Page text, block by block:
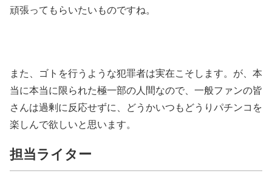
頑張ってもらいたいものですね。
また、ゴトを行うような犯罪者は実在こそします。が、本
当に本当に限られた極一部の人間なので、一般ファンの皆
さんは過剰に反応せずに、どうかいつもどうりパチンコを
楽しんで欲しいと思います。
担当ライター